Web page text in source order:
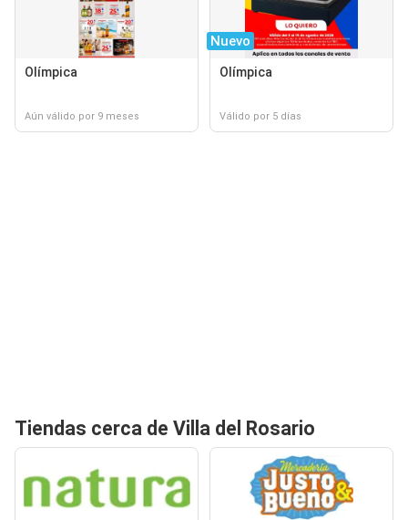
Olímpica
Aún válido por 9 meses
Nuevo
Olímpica
Válido por 5 días
Tiendas cerca de Villa del Rosario